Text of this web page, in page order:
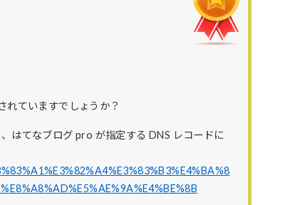
れていますでしょうか？
はてなブログ pro が指定する DNS レコードに